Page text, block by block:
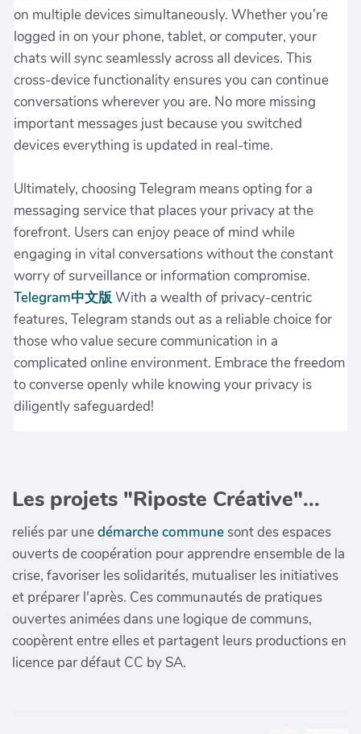
Les projets "Riposte Créative"...
reliés par unedémarche communesont des espaces
ouverts de coopération pour apprendre ensemble de la
crise, favoriser les solidarités, mutualiser les initiatives
et préparer l'après. Ces communautés de pratiques
ouvertes animées dans une logique de communs,
coopèrent entre elles et partagent leurs productions en
licence par défaut CC by SA.